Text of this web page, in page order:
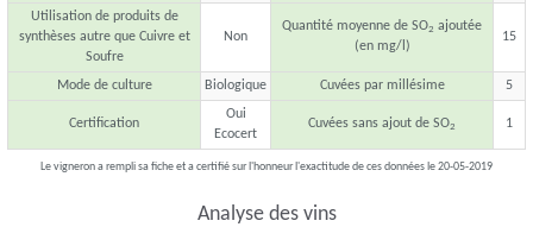
Utilisation de produits de
synthèses autre que Cuivre et
Soufre
Non
Quantité moyenne de SO2 ajoutée
(en mg/l)
15
Mode de culture Biologique Cuvées par millésime 5
Certification
Oui
Ecocert
Cuvées sans ajout de SO2 1
Le vigneron a rempli sa fiche et a certifié sur l'honneur l'exactitude de ces données le 20-05-2019
Analyse des vins